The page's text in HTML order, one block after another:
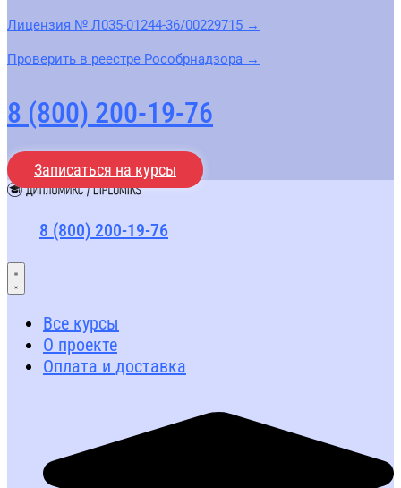
Лицензия № Л035-01244-36/00229715 →
Проверить в реестре Рособрнадзора →
8 (800) 200-19-76
Записаться на курсы
8 (800) 200-19-76
Все курсы
О проекте
Оплата и доставка